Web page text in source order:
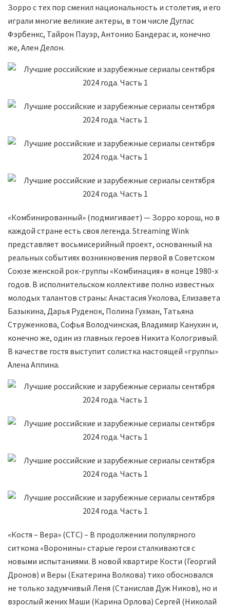
Зорро с тех пор сменил национальность и столетия, и его
играли многие великие актеры, в том числе Дуглас
Фэрбенкс, Тайрон Пауэр, Антонио Бандерас и, конечно
же, Ален Делон.
«Комбинированный» (подмигивает) — Зорро хорош, но в
каждой стране есть своя легенда. Streaming Wink
представляет восьмисерийный проект, основанный на
реальных событиях возникновения первой в Советском
Союзе женской рок-группы «Комбинация» в конце 1980-х
годов. В исполнительском коллективе полно известных
молодых талантов страны: Анастасия Уколова, Елизавета
Базыкина, Дарья Руденок, Полина Гухман, Татьяна
Струженкова, Софья Володчинская, Владимир Канухин и,
конечно же, один из главных героев Никита Кологривый.
В качестве гостя выступит солистка настоящей «группы»
Алена Аппина.
«Костя – Вера» (СТС) – В продолжении популярного
ситкома «Воронины» старые герои сталкиваются с
новыми испытаниями. В новой квартире Кости (Георгий
Дронов) и Веры (Екатерина Волкова) тихо обосновался
не только задумчивый Леня (Станислав Дуж Ников), но и
взрослый жених Маши (Карина Орлова) Сергей (Николай